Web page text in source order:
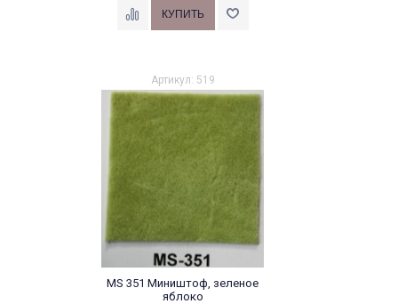
Артикул: 519
MS 351 Миништоф, зеленое
яблоко